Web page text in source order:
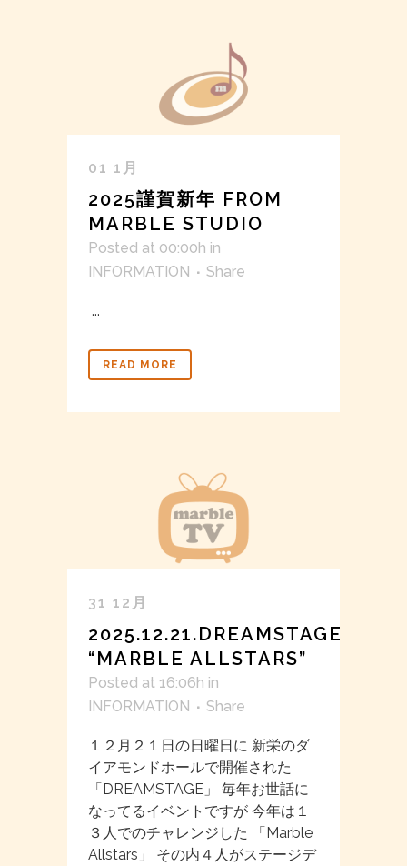
01 1月
2025謹賀新年 FROM
MARBLE STUDIO
Posted at 00:00h in
INFORMATION
Share
...
READ MORE
31 12月
2025.12.21.DREAMSTAGE
“MARBLE ALLSTARS”
Posted at 16:06h in
INFORMATION
Share
１２月２１日の日曜日に 新栄のダ
イアモンドホールで開催された
「DREAMSTAGE」 毎年お世話に
なってるイベントですが 今年は１
３人でのチャレンジした 「Marble
Allstars」 その内４人がステージデ